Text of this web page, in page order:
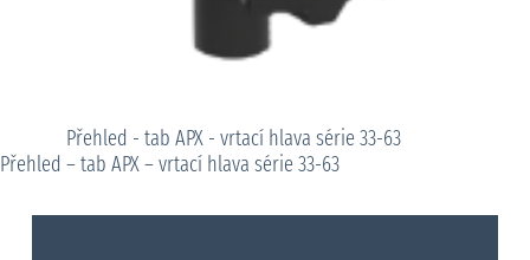
Přehled - tab APX - vrtací hlava série 33-63
Přehled – tab APX – vrtací hlava série 33-63